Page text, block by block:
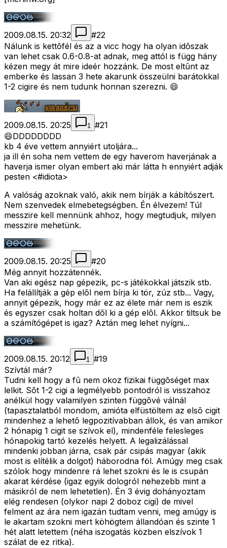
2009.08.15. 20:32 #22
Nálunk is kettõfél és az a vicc hogy ha olyan idõszak
van lehet csak 0.6-0.8-at adnak, meg attól is függ hány
kézen megy át mire ideér hozzánk. De most eltûnt az
emberke és lassan 3 hete akarunk összeülni barátokkal
1-2 cigire és nem tudunk honnan szerezni. 😄
2009.08.15. 20:25 1 #21
😄DDDDDDDD
kb 4 éve vettem annyiért utoljára...
ja ill én soha nem vettem de egy haverom haverjának a
haverja ismer olyan embert aki már látta h ennyiért adják
pesten <#idiota>
A valóság azoknak való, akik nem bírják a kábítószert.
Nem szenvedek elmebetegségben. Én élvezem! Túl
messzire kell mennünk ahhoz, hogy megtudjuk, milyen
messzire mehetünk.
2009.08.15. 20:25 #20
Még annyit hozzátennék.
Van aki egész nap gépezik, pc-s játékokkal játszik stb.
Ha felállítják a gép elõl nem bírja ki tör, zúz stb... Vagy,
annyit gépezik, hogy már ez az élete már nem is eszik
és egyszer csak holtan dõl ki a gép elõl. Akkor tiltsuk be
a számítógépet is igaz? Aztán meg lehet nyígni...
2009.08.15. 20:12 1 #19
Szívtál már?
Tudni kell hogy a fû nem okoz fizikai függõséget max
lelkit. Sõt 1-2 cigi a legmélyebb pontodról is visszahoz
anélkül hogy valamilyen szinten függõvé válnál
(tapasztalatból mondom, amióta elfüstöltem az elsõ cigit
mindenhez a lehetõ legpozitívabban állok, és van amikor
2 hónapig 1 cigit se szívok el), mindenféle felesleges
hónapokig tartó kezelés helyett. A legalizálással
mindenki jobban járna, csak pár csipás magyar (akik
most is elítélik a dolgot) háborodna föl. Amúgy meg csak
szólok hogy mindenre rá lehet szokni és le is csupán
akarat kérdése (igaz egyik dologról nehezebb mint a
másikról de nem lehetetlen). Én 3 évig dohányoztam
elég rendesen (olykor napi 2 doboz cigi) de mivel
felment az ára nem igazán tudtam venni, meg amúgy is
le akartam szokni mert köhögtem állandóan és szinte 1
hét alatt letettem (néha iszogatás közben elszívok 1
szálat de ez ritka).